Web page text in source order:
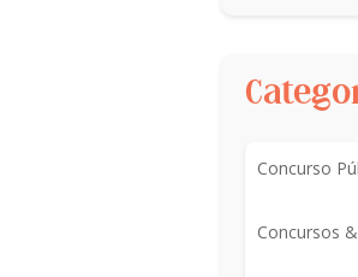
Concurso
Concursos